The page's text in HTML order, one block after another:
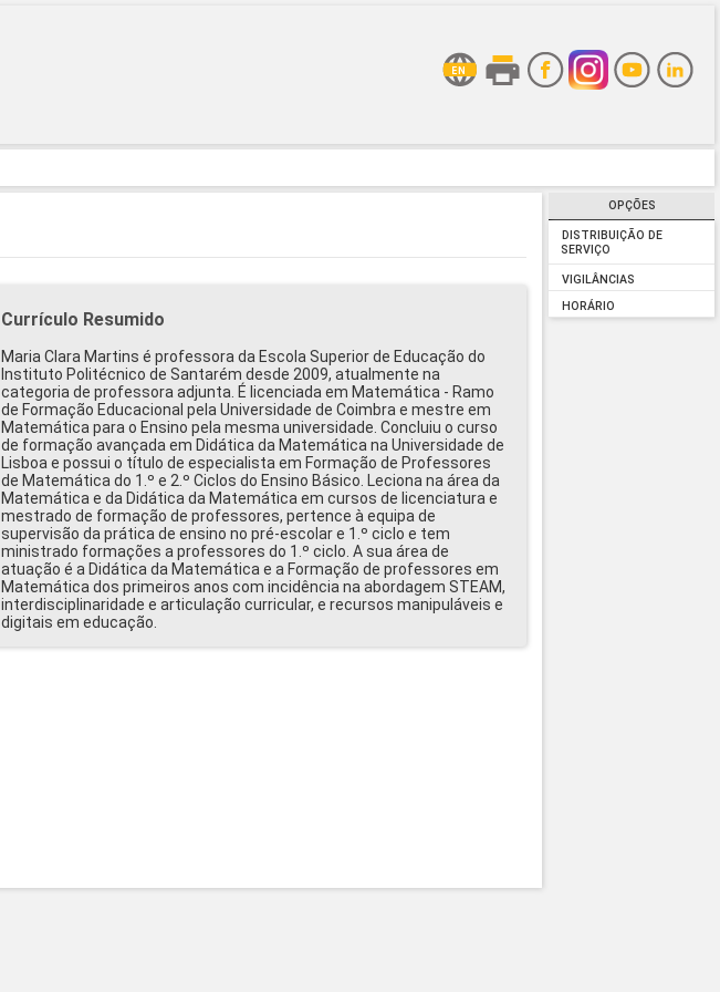
OPÇÕES
DISTRIBUIÇÃO DE
SERVIÇO
VIGILÂNCIAS
HORÁRIO
Currículo Resumido
Maria Clara Martins é professora da Escola Superior de Educação do
Instituto Politécnico de Santarém desde 2009, atualmente na
categoria de professora adjunta. É licenciada em Matemática - Ramo
de Formação Educacional pela Universidade de Coimbra e mestre em
Matemática para o Ensino pela mesma universidade. Concluiu o curso
de formação avançada em Didática da Matemática na Universidade de
Lisboa e possui o título de especialista em Formação de Professores
de Matemática do 1.º e 2.º Ciclos do Ensino Básico. Leciona na área da
Matemática e da Didática da Matemática em cursos de licenciatura e
mestrado de formação de professores, pertence à equipa de
supervisão da prática de ensino no pré-escolar e 1.º ciclo e tem
ministrado formações a professores do 1.º ciclo. A sua área de
atuação é a Didática da Matemática e a Formação de professores em
Matemática dos primeiros anos com incidência na abordagem STEAM,
interdisciplinaridade e articulação curricular, e recursos manipuláveis e
digitais em educação.